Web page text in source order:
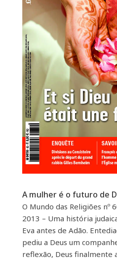
A mulher é o futuro de
O Mundo das Religiões nº
2013 – Uma história
Eva antes de Adão.
pediu a Deus um
reflexão, Deus finalmente